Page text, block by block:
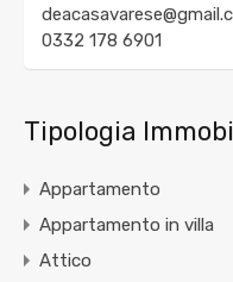
0332 178 6901
Tipologia
Appartamento
Appartamento in villa
Attico